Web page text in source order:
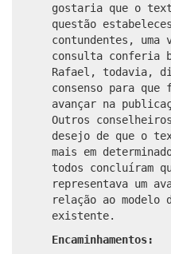
gostaria que o
questão
contundentes, uma
consulta conferia
Rafael, todavia,
consenso para que
avançar na
Outros conselheiros
desejo de que o
mais em
todos concluíram
representava um
relação ao modelo
existente.
Encaminhamentos: